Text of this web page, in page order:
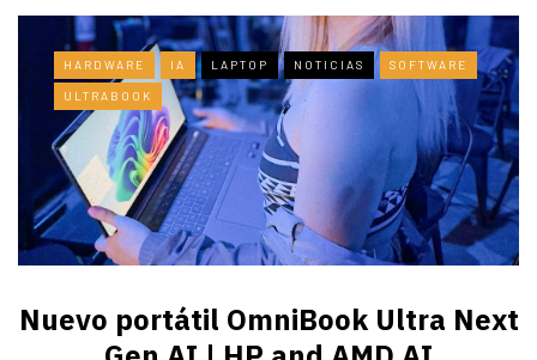
HARDWARE IA LAPTOP NOTICIAS SOFTWARE
ULTRABOOK
Nuevo portátil OmniBook Ultra ​Next